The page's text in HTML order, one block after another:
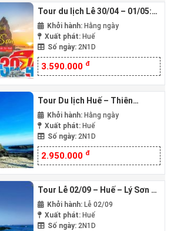
Tour du lịch Lễ 30/04 – 01/05:
Huế – Lý Sơn – Huế 2N1Đ
Khởi hành: Hằng ngày
Xuất phát: Huế
Số ngày: 2N1D
3.590.000 đ
Tour Du lịch Huế – Thiên
Đường Lý Sơn – Huế 2N1Đ
Khởi hành: Hằng ngày
Xuất phát: Huế
Số ngày: 2N1D
2.950.000 đ
Tour Lễ 02/09 – Huế – Lý Sơn –
2N1ĐKhởi hành: Lễ 02/09
Xuất phát: Huế
Số ngày: 2N1D